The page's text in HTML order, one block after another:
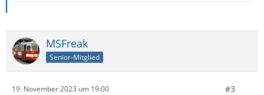
MSFreak
Senior-Mitglied
19. November 2023 um 19:00 #3